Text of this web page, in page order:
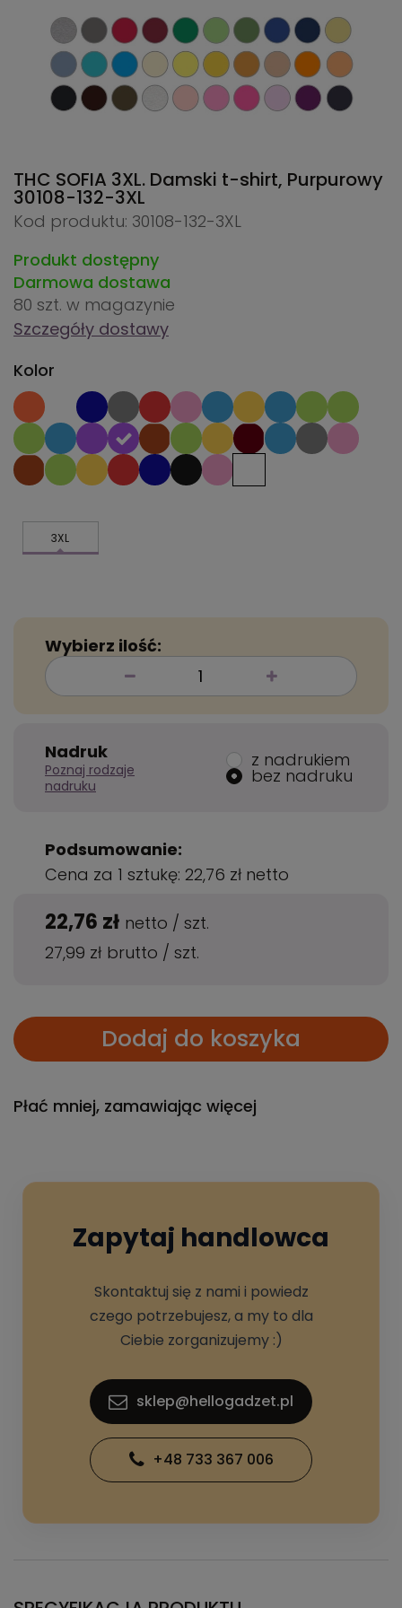
THC SOFIA 3XL. Damski t-shirt, Purpurowy
30108-132-3XL
Kod produktu: 30108-132-3XL
Produkt dostępny
Darmowa dostawa
80 szt. w magazynie
Szczegóły dostawy
Kolor
3XL
Wybierz ilość:
Nadruk
Poznaj rodzaje
nadruku
z nadrukiem
bez nadruku
Podsumowanie:
Cena za 1 sztukę: 22,76 zł netto
22,76 zł netto / szt.
27,99 zł brutto / szt.
Dodaj do koszyka
Płać mniej, zamawiając więcej
Zapytaj handlowca
Skontaktuj się z nami i powiedz
czego potrzebujesz, a my to dla
Ciebie zorganizujemy :)
sklep@hellogadzet.pl
+48 733 367 006